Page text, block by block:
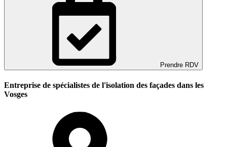
Prendre RDV
Entreprise de spécialistes de l'isolation des façades dans les
Vosges